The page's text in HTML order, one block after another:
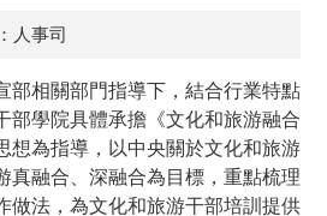
人事司
相關部門指導下，結合行業特點
部學院具體承擔《文化和旅游融合
想為指導，以中央關於文化和旅游
真融合、深融合為目標，重點梳理
做法，為文化和旅游干部培訓提供